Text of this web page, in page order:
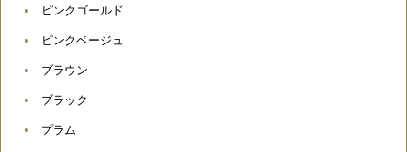
ピンクゴールド
ピンクベージュ
ブラウン
ブラック
プラム